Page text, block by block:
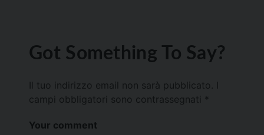
Got Something To Say?
Il tuo indirizzo email non sarà pubblicato.
campi obbligatori sono contrassegnati *
Your comment